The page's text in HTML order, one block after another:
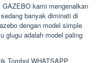
kami mengenalkan
banyak diminati di
dengan model simple
glugu adalah model paling
Tombol WHATSAPP